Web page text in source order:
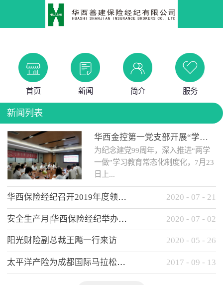
首页 新闻 简介 服务
新闻列表
华西金控第一党支部开展“学党史 知党情 做合格党员”主题教育工作会
为纪念建党99周年，深入推进“两学
一做”学习教育常态化制度化，7月23
日上...
午，华西金控第一党支部举办了“学
党史、知党情、...
华西保险经纪召开2019年度领导班子述职考核工作会 2020 - 07 - 21
安全生产月|华西保险经纪举办应急消防安全知识培训 2020 - 07 - 02
阳光财险副总裁王飚一行来访 2020 - 05 - 26
太平洋产险为成都国际马拉松提供全方位保险保障 2017 - 09 - 13